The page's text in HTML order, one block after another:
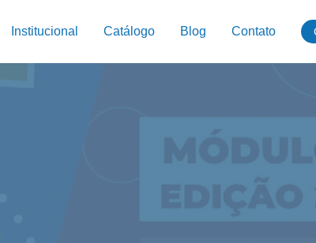
Institucional Catálogo Blog Contato